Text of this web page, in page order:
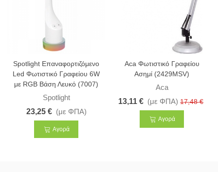
Spotlight Επαναφορτιζόμενο
Led Φωτιστικό Γραφείου 6W
με RGB Βάση Λευκό (7007)
Spotlight
23,25 € (με ΦΠΑ)
Αγορά
Aca Φωτιστικό Γραφείου
Ασημί (2429MSV)
Aca
13,11 € (με ΦΠΑ) 17,48 €
Αγορά